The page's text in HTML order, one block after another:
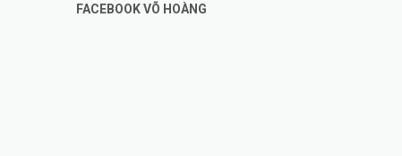
FACEBOOK VÕ HOÀNG